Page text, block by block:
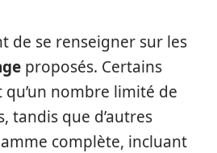
de se renseigner sur les
proposés. Certains
qu’un nombre limité de
tandis que d’autres
complète, incluant